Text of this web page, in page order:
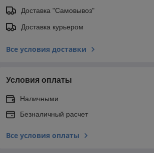
Доставка "Самовывоз"
Доставка курьером
Все условия доставки
Условия оплаты
Наличными
Безналичный расчет
Все условия оплаты